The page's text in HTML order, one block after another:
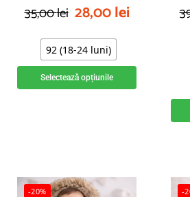
35,00lei 28,00lei
92 (18-24 luni)
Selectează opțiunile
-20% -